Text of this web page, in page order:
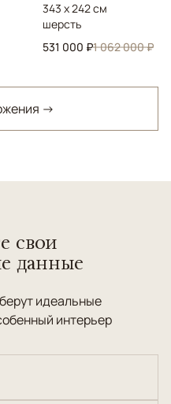
343 x 242 см
шерсть
531 000 ₽1 062 000 ₽
→
свои
данные
идеальные
интерьер